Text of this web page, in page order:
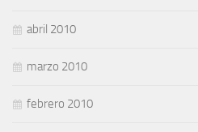
abril 2010
marzo 2010
febrero 2010